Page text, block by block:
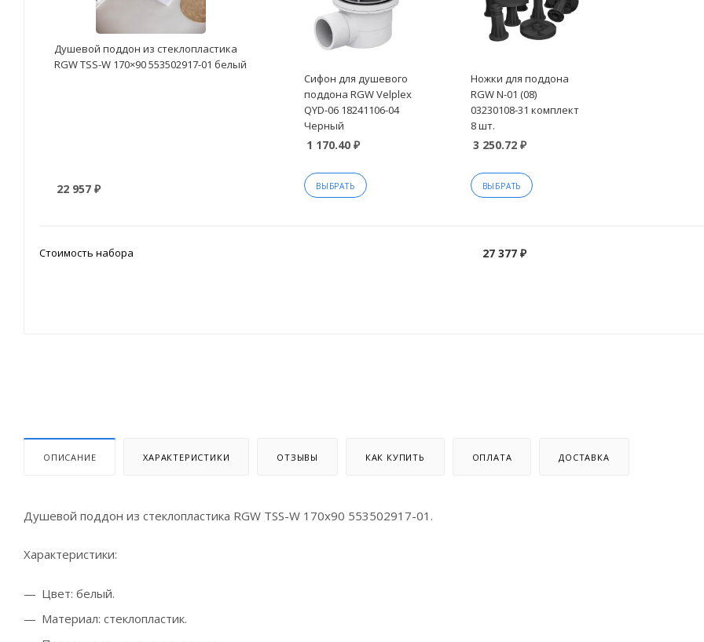
Душевой поддон из стеклопластика
RGW TSS-W 170×90 553502917-01 белый
22 957 ₽
Сифон для душевого
поддона RGW Velplex
QYD-06 18241106-04
Черный
1 170.40 ₽
ВЫБРАТЬ
Ножки для поддона
RGW N-01 (08)
03230108-31 комплект
8 шт.
3 250.72 ₽
ВЫБРАТЬ
Стоимость набора 27 377 ₽
ОПИСАНИЕ ХАРАКТЕРИСТИКИ ОТЗЫВЫ КАК КУПИТЬ ОПЛАТА ДОСТАВКА
Душевой поддон из стеклопластика RGW TSS-W 170x90 553502917-01.
Характеристики:
Цвет: белый.
Материал: стеклопластик.